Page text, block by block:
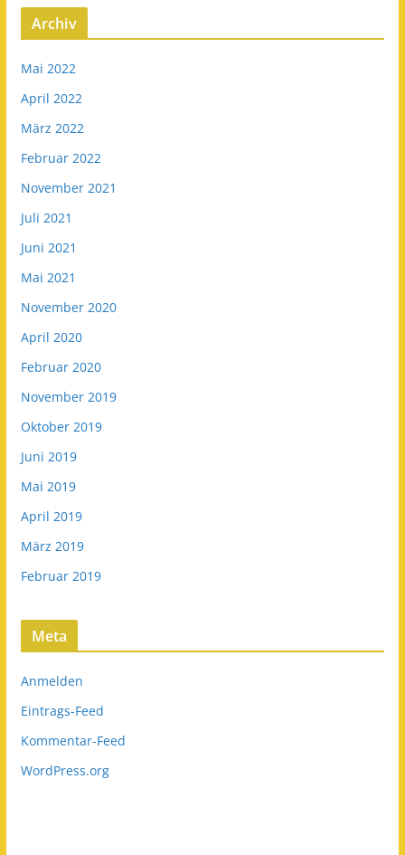
Archiv
Mai 2022
April 2022
März 2022
Februar 2022
November 2021
Juli 2021
Juni 2021
Mai 2021
November 2020
April 2020
Februar 2020
November 2019
Oktober 2019
Juni 2019
Mai 2019
April 2019
März 2019
Februar 2019
Meta
Anmelden
Eintrags-Feed
Kommentar-Feed
WordPress.org